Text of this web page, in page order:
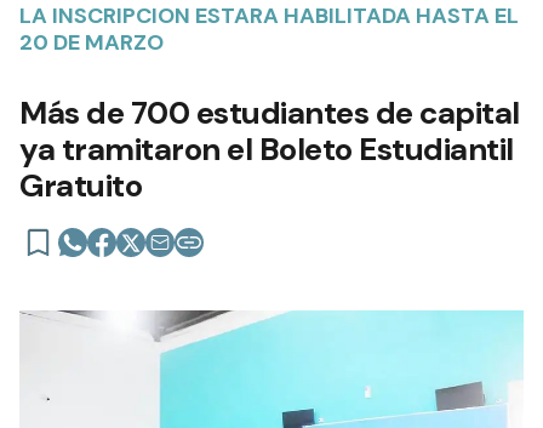
LA INSCRIPCION ESTARA HABILITADA HASTA EL
20 DE MARZO
Más de 700 estudiantes de capital
ya tramitaron el Boleto Estudiantil
Gratuito